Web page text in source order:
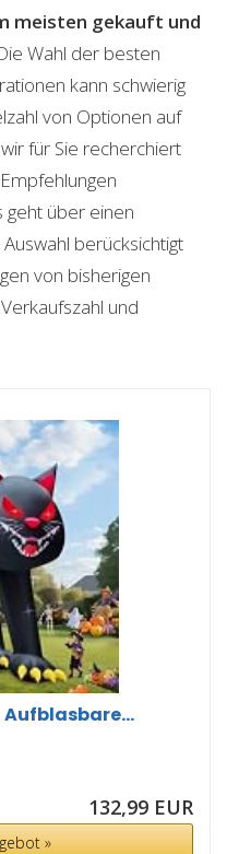
meisten gekauft und
Wahl der besten
kann schwierig
von Optionen auf
für Sie recherchiert
geht über einen
berücksichtigt
von bisherigen
und
Aufblasbare...
132,99 EUR
»